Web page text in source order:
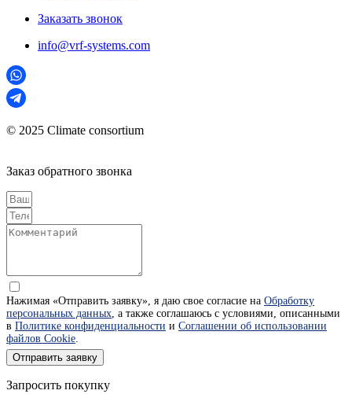
Заказать звонок
info@vrf-systems.com
© 2025 Climate consortium
Заказ обратного звонка
Нажимая «Отправить заявку», я даю свое согласие на Обработку
персональных данных, а также соглашаюсь с условиями, описанными
в Политике конфиденциальности и Соглашении об использовании
файлов Cookie.
Отправить заявку
Запросить покупку